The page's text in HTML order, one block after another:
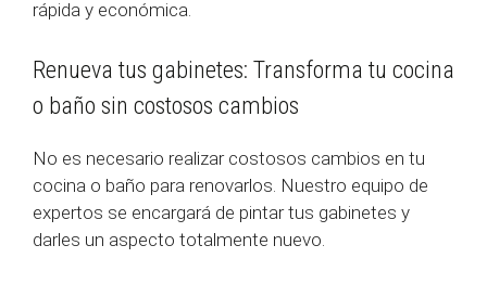
rápida y económica.
Renueva tus gabinetes: Transforma tu cocina
o baño sin costosos cambios
No es necesario realizar costosos cambios en tu
cocina o baño para renovarlos. Nuestro equipo de
expertos se encargará de pintar tus gabinetes y
darles un aspecto totalmente nuevo.